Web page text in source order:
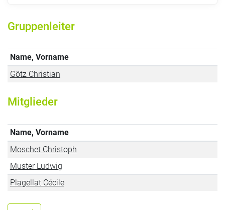
Gruppenleiter
Name, Vorname
Götz Christian
Mitglieder
Name, Vorname
Moschet Christoph
Muster Ludwig
Plagellat Cécile